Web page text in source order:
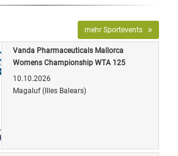
mehr Sportevents
Vanda Pharmaceuticals Mallorca
Womens Championship WTA 125
10.10.2026
Magaluf (Illes Balears)